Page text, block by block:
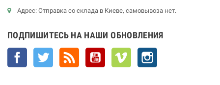
Адрес: Отправка со склада в Киеве, самовывоза нет.
ПОДПИШИТЕСЬ НА НАШИ ОБНОВЛЕНИЯ
Facebook Twitter YouTube Vimeo